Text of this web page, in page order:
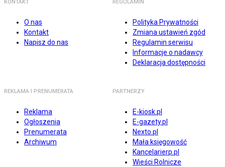
KONTAKT
O nas
Kontakt
Napisz do nas
REGULAMIN
Polityka Prywatności
Zmiana ustawień zgód
Regulamin serwisu
Informacje o nadawcy
Deklaracja dostępności
REKLAMA I PRENUMERATA
Reklama
Ogłoszenia
Prenumerata
Archiwum
PARTNERZY
E-kiosk.pl
E-gazety.pl
Nexto.pl
Mała księgowość
Kancelarierp.pl
Wieści Rolnicze